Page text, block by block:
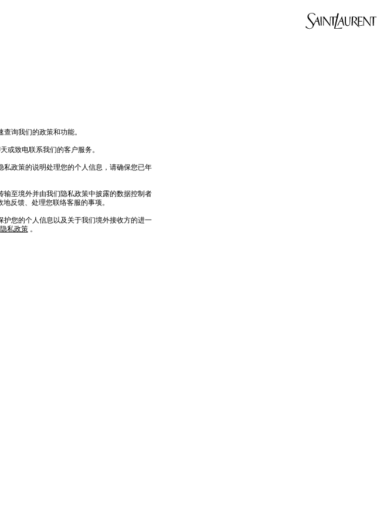
询我们的政策和功能。
或致电联系我们的客户服务。
政策的说明处理您的个人信息，请确保您已年
至境外并由我们隐私政策中披露的数据控制者
反馈、处理您联络客服的事项。
您的个人信息以及关于我们境外接收方的进一
隐私政策。